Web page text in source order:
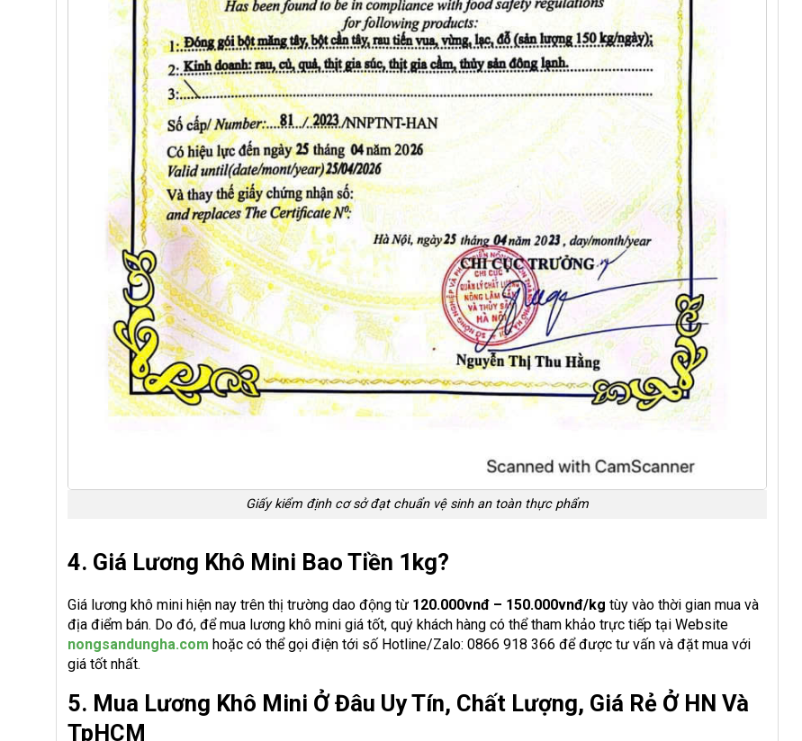
Giấy kiểm định cơ sở đạt chuẩn vệ sinh an toàn thực phẩm
4. Giá Lương Khô Mini Bao Tiền 1kg?
Giá lương khô mini hiện nay trên thị trường dao động từ 120.000vnđ – 150.000vnđ/kg tùy vào thời gian mua và
địa điểm bán. Do đó, để mua lương khô mini giá tốt, quý khách hàng có thể tham khảo trực tiếp tại Website
nongsandungha.com hoặc có thể gọi điện tới số Hotline/Zalo: 0866 918 366 để được tư vấn và đặt mua với
giá tốt nhất.
5. Mua Lương Khô Mini Ở Đâu Uy Tín, Chất Lượng, Giá Rẻ Ở HN Và
TpHCM